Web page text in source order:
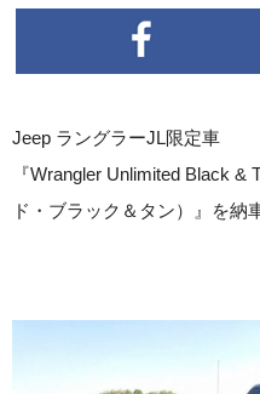
Jeep ラングラーJL限定車
『Wrangler Unlimited Black
ド・ブラック＆タン）』を納